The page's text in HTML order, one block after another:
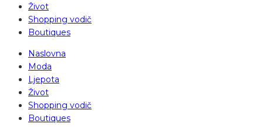
Život
Shopping vodič
Boutiques
Naslovna
Moda
Ljepota
Život
Shopping vodič
Boutiques